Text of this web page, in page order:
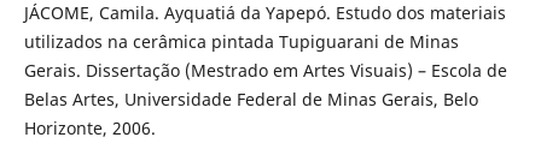
JÁCOME, Camila. Ayquatiá da Yapepó. Estudo dos materiais
utilizados na cerâmica pintada Tupiguarani de Minas
Gerais. Dissertação (Mestrado em Artes Visuais) – Escola de
Belas Artes, Universidade Federal de Minas Gerais, Belo
Horizonte, 2006.